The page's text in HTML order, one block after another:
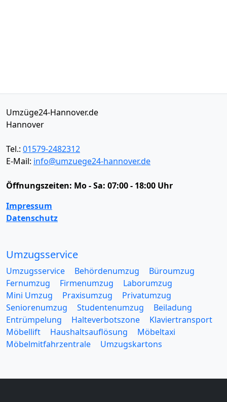
Umzüge24-Hannover.de
Hannover
Tel.: 01579-2482312
E-Mail: info@umzuege24-hannover.de
Öffnungszeiten: Mo - Sa: 07:00 - 18:00 Uhr
Impressum
Datenschutz
Umzugsservice
Umzugsservice Behördenumzug
Büroumzug
Fernumzug
Firmenumzug
Laborumzug
Mini Umzug
Praxisumzug
Privatumzug
Seniorenumzug
Studentenumzug
Beiladung
Entrümpelung
Halteverbotszone
Klaviertransport
Möbellift
Haushaltsauflösung
Möbeltaxi
Möbelmitfahrzentrale
Umzugskartons